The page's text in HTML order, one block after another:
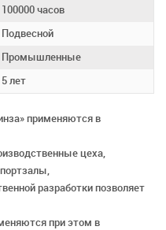
100000 часов
Подвесной
Промышленные
5 лет
применяются в
цеха,
разработки позволяет
при этом в